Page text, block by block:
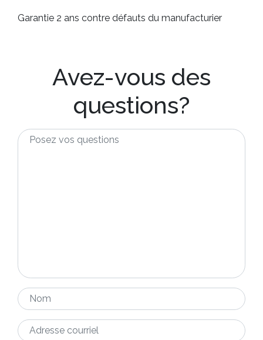
Garantie 2 ans contre défauts du manufacturier
Avez-vous des
questions?
Posez
vos
Nom
Adresse
courriel *